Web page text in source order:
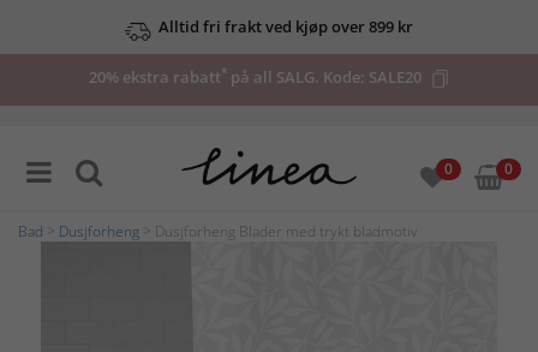
Alltid fri frakt ved kjøp over 899 kr
20% ekstra rabatt* på all SALG. Kode: SALE20
0 0
Bad Dusjforheng > Dusjforheng Blader med trykt bladmotiv